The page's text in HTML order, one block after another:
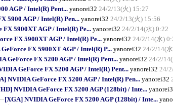
AGP / Intel(R) Pent... yanorei32 24/2/13(火) 15:27
5900 AGP / Intel(R) Pen...yanorei32 24/2/13(火) 15:56
5900XT AGP / Intel(R) Pe... yanorei32 24/2/14(水) 0:22
FX 5900XT AGP / Intel(R) Pe... yanorei32 24/2/14(水)
FX 5900XT AGP / Intel(R) P... yanorei32 24/2/14(
GeForce FX 5200 AGP / Intel(R) Pent... yanorei32 24/2/
GeForce FX 5200 AGP / Intel(R) Pent... yanorei32 24/
NVIDIA GeForce FX 5200 AGP / Intel(R) Pen... yanorei32
NVIDIA GeForce FX 5200 AGP (128bit) / Inte...
[XGA] NVIDIA GeForce FX 5200 AGP (128bit) / Inte...